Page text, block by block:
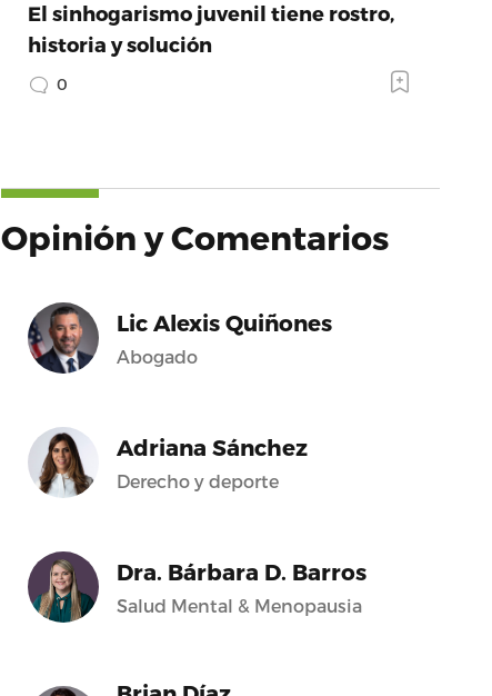
El sinhogarismo juvenil tiene rostro,
historia y solución
0
Opinión y Comentarios
Lic Alexis Quiñones
Abogado
Adriana Sánchez
Derecho y deporte
Dra. Bárbara D. Barros
Salud Mental & Menopausia